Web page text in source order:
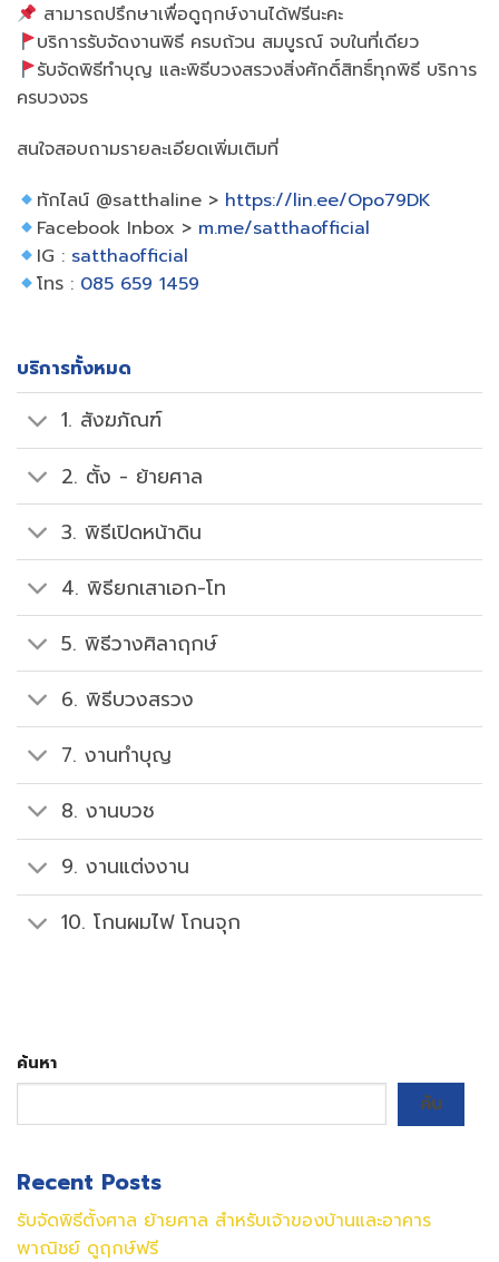
สามารถปรึกษาเพื่อดูฤกษ์งานได้ฟรีนะคะ
บริการรับจัดงานพิธี ครบถ้วน สมบูรณ์ จบในที่เดียว
รับจัดพิธีทำบุญ และพิธีบวงสรวงสิ่งศักดิ์สิทธิ์ทุกพิธี บริการ
ครบวงจร
สนใจสอบถามรายละเอียดเพิ่มเติมที่
ทักไลน์ @satthaline > https://lin.ee/Opo79DK
Facebook Inbox > m.me/satthaofficial
IG : satthaofficial
โทร : 085 659 1459
บริการทั้งหมด
1. สังฆภัณฑ์
2. ตั้ง - ย้ายศาล
3. พิธีเปิดหน้าดิน
4. พิธียกเสาเอก-โท
5. พิธีวางศิลาฤกษ์
6. พิธีบวงสรวง
7. งานทำบุญ
8. งานบวช
9. งานแต่งงาน
10. โกนผมไฟ โกนจุก
ค้นหา
ค้น
Recent Posts
รับจัดพิธีตั้งศาล ย้ายศาล สำหรับเจ้าของบ้านและอาคาร
พาณิชย์ ดูฤกษ์ฟรี